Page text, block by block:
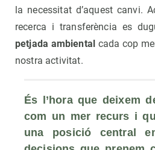
la necessitat d’aquest canvi.
recerca i transferència es
petjada ambiental cada cop
nostra activitat.
És l’hora que deixem
com un mer recurs i
una posició central